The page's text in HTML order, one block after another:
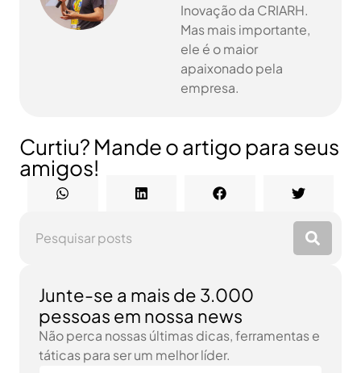
Inovação da CRIARH.
Mas mais importante,
ele é o maior
apaixonado pela
empresa.
Curtiu? Mande o artigo para seus
amigos!
Junte-se a mais de 3.000
pessoas em nossa news
Não perca nossas últimas dicas, ferramentas e
táticas para ser um melhor líder.